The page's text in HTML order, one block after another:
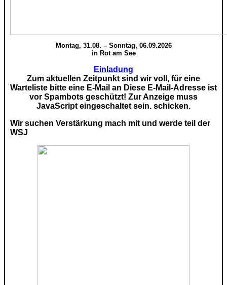
Montag, 31.08. – Sonntag, 06.09.2026
in Rot am See
Einladung
Zum aktuellen Zeitpunkt sind wir voll, für eine
Warteliste bitte eine E-Mail an Diese E-Mail-Adresse ist
vor Spambots geschützt! Zur Anzeige muss
JavaScript eingeschaltet sein. schicken.
Wir suchen Verstärkung mach mit und werde teil der
WSJ